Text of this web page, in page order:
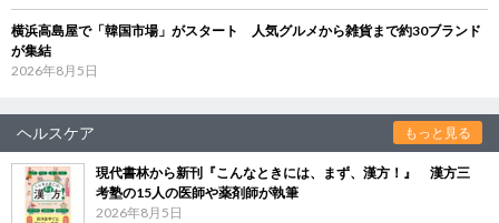
横浜高島屋で「韓国市場」がスタート 人気グルメから雑貨まで約30ブランド
が集結
2026年8月5日
ヘルスケア もっと見る
現代書林から新刊『こんなときには、まず、漢方！』 漢方三
考塾の15人の医師や薬剤師が執筆
2026年8月5日